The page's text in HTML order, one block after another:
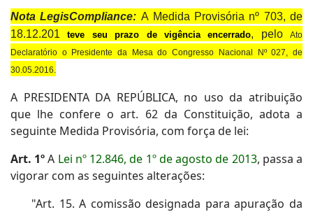
Nota LegisCompliance: A Medida Provisória nº 703, de
18.12.201teve seu prazo de vigência encerrado, pelo
Ato
Declaratório o Presidente da Mesa do Congresso Nacional Nº 027, de
30.05.2016.
A PRESIDENTA DA REPÚBLICA, no uso da atribuição
que lhe confere o art. 62 da Constituição, adota a
seguinte Medida Provisória, com força de lei:
Art. 1ºA Lei nº 12.846, de 1º de agosto de 2013, passa a
vigorar com as seguintes alterações:
"Art. 15. A comissão designada para apuração da